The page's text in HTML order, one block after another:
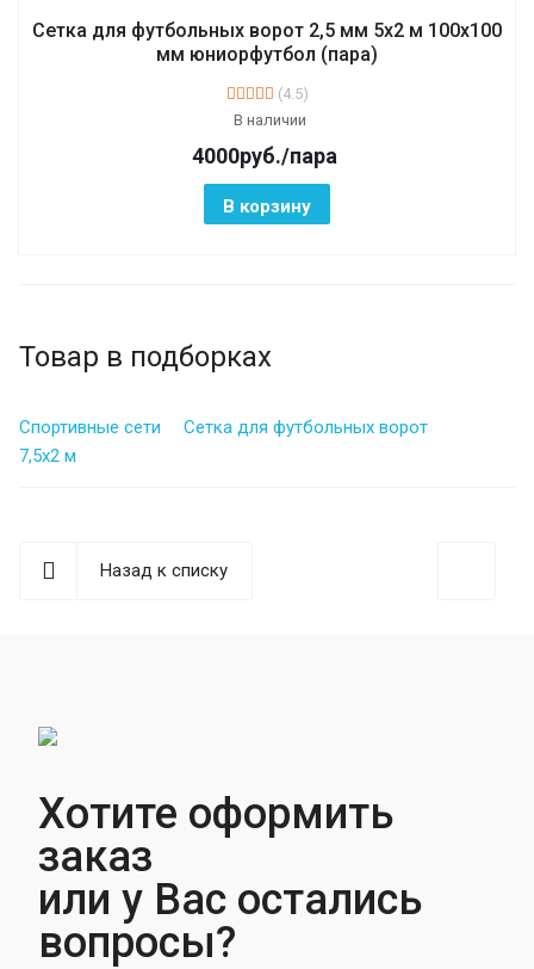
Сетка для футбольных ворот 2,5 мм 5х2 м 100х100
мм юниорфутбол (пара)
(4.5)
В наличии
4000руб./пара
В корзину
Товар в подборках
Спортивные сети
Сетка для футбольных ворот
7,5х2 м
Назад к списку
Хотите оформить
заказ
или у Вас остались
вопросы?